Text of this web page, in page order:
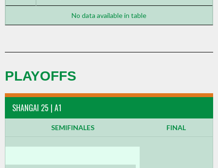
No data available in table
PLAYOFFS
SHANGAI 25 | A1
SEMIFINALES FINAL